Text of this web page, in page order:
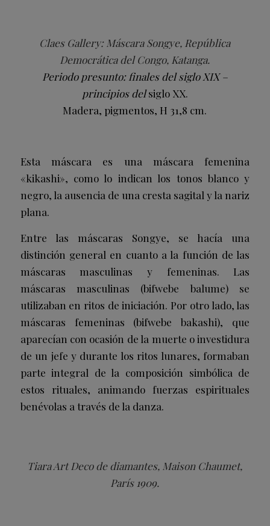
Claes Gallery: Máscara Songye, República
Democrática del Congo, Katanga.
Periodo presunto: finales del siglo XIX –
principios delsiglo XX.
Madera, pigmentos, H 31,8 cm.
Esta máscara es una máscara femenina
«kikashi», como lo indican los tonos blanco y
negro, la ausencia de una cresta sagital y la nariz
plana.
Entre las máscaras Songye, se hacía una
distinción general en cuanto a la función de las
máscaras masculinas y femeninas. Las
máscaras masculinas (bifwebe balume) se
utilizaban en ritos de iniciación. Por otro lado, las
máscaras femeninas (bifwebe bakashi), que
aparecían con ocasión de la muerte o investidura
de un jefe y durante los ritos lunares, formaban
parte integral de la composición simbólica de
estos rituales, animando fuerzas espirituales
benévolas a través de la danza.
Tiara Art Deco de diamantes, Maison Chaumet,
París 1909.